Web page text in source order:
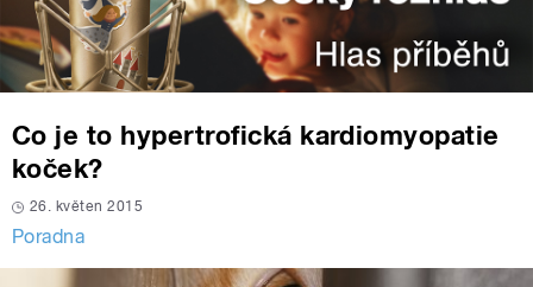
Co je to hypertrofická kardiomyopatie
koček?
26. květen 2015
Poradna